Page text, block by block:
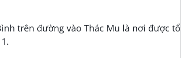
trên đường vào Thác Mu là nơi được tổ